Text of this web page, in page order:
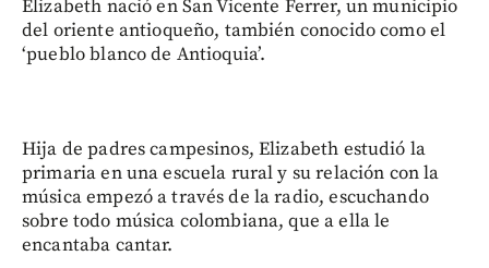
Elizabeth nació en San Vicente Ferrer, un municipio
del oriente antioqueño, también conocido como el
‘pueblo blanco de Antioquia’.
Hija de padres campesinos, Elizabeth estudió la
primaria en una escuela rural y su relación con la
música empezó a través de la radio, escuchando
sobre todo música colombiana, que a ella le
encantaba cantar.